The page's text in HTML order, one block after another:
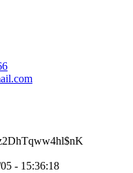
- 15:36:18